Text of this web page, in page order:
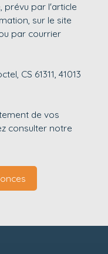
prévu par l'article
sur le site
par courrier
CS 61311, 41013
de vos
consulter notre